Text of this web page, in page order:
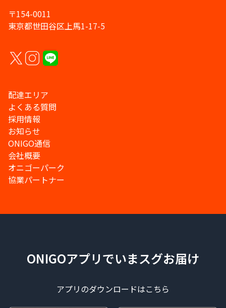
〒154-0011
東京都世田谷区上馬1-17-5
配達エリア
よくある質問
採用情報
お知らせ
ONIGO通信
会社概要
オニゴーパーク
協業パートナー
ONIGOアプリでいまスグお届け
アプリのダウンロードはこちら